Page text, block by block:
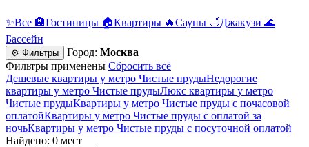
✨Все 🏨Гостиницы 🏠Квартиры 🔥Сауны 🛁Джакузи 🌊
Бассейн
⚙ Фильтры Город: Москва
Фильтры применены Сбросить всё
Дешевые квартиры у метро Чистые прудыНедорогие
квартиры у метро Чистые прудыЛюкс квартиры у метро
Чистые прудыКвартиры у метро Чистые пруды c почасовой
оплатойКвартиры у метро Чистые пруды с оплатой за
ночьКвартиры у метро Чистые пруды c посуточной оплатой
Найдено: 0 мест